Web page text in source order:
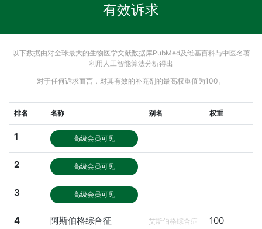
有效诉求
以下数据由对全球最大的生物医学文献数据库PubMed及维基百科与中医名著
利用人工智能算法分析得出
对于任何诉求而言，对其有效的补充剂的最高权重值为100。
排名 名称 别名 权重
1 高级会员可见
2 高级会员可见
3 高级会员可见
4 阿斯伯格综合征 艾斯伯格综合症 100